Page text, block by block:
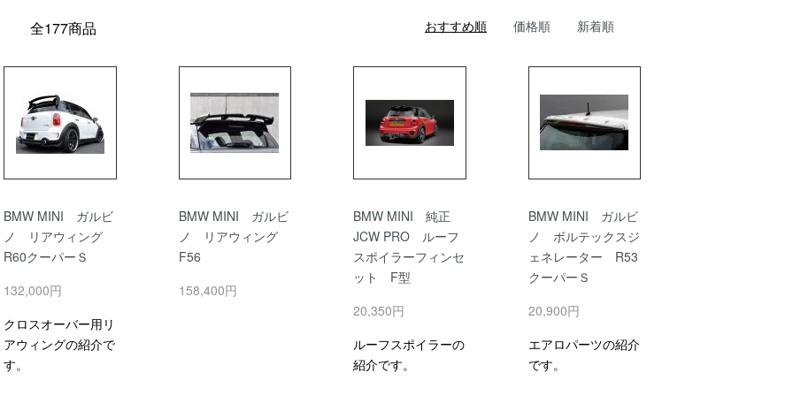
全177商品 おすすめ順 価格順 新着順
BMW MINI ガルビ
ノ リアウィング
R60クーパーＳ
132,000円
クロスオーバー用リ
アウィングの紹介で
す。
BMW MINI ガルビ
ノ リアウィング
F56
158,400円
BMW MINI 純正
JCW PRO ルーフ
スポイラーフィンセ
ット F型
20,350円
ルーフスポイラーの
紹介です。
BMW MINI ガルビ
ノ ボルテックスジ
ェネレーター R53
クーパーＳ
20,900円
エアロパーツの紹介
です。